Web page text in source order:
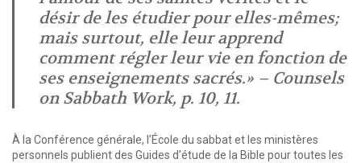
désir de les étudier pour elles-mêmes;
mais surtout, elle leur apprend
comment régler leur vie en fonction de
ses enseignements sacrés.» – Counsels
on Sabbath Work, p. 10, 11.
À la Conférence générale, l’École du sabbat et les ministères
personnels publient des Guides d’étude de la Bible pour toutes les